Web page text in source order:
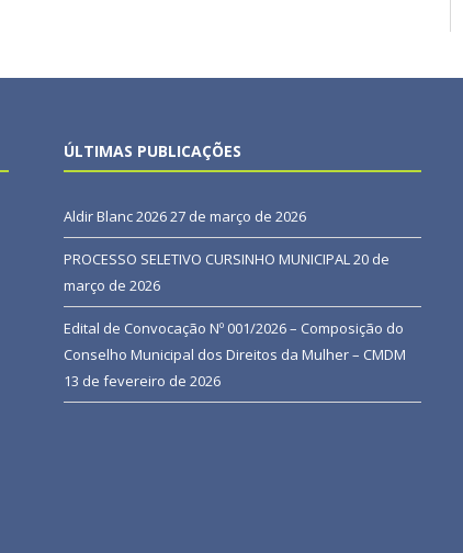
ÚLTIMAS PUBLICAÇÕES
Aldir Blanc 202627 de março de 2026
PROCESSO SELETIVO CURSINHO MUNICIPAL20 de
março de 2026
Edital de Convocação Nº 001/2026 – Composição do
Conselho Municipal dos Direitos da Mulher – CMDM
13 de fevereiro de 2026